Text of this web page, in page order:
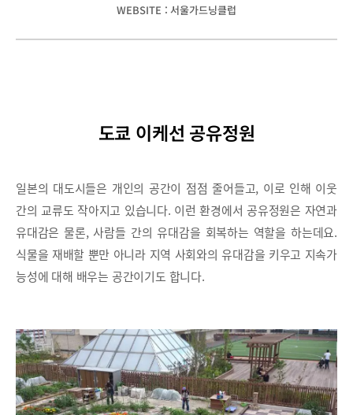
WEBSITE : 서울가드닝클럽
도쿄 이케선 공유정원
일본의 대도시들은 개인의 공간이 점점 줄어들고, 이로 인해 이웃
간의 교류도 작아지고 있습니다. 이런 환경에서 공유정원은 자연과
유대감은 물론, 사람들 간의 유대감을 회복하는 역할을 하는데요.
식물을 재배할 뿐만 아니라 지역 사회와의 유대감을 키우고 지속가
능성에 대해 배우는 공간이기도 합니다.